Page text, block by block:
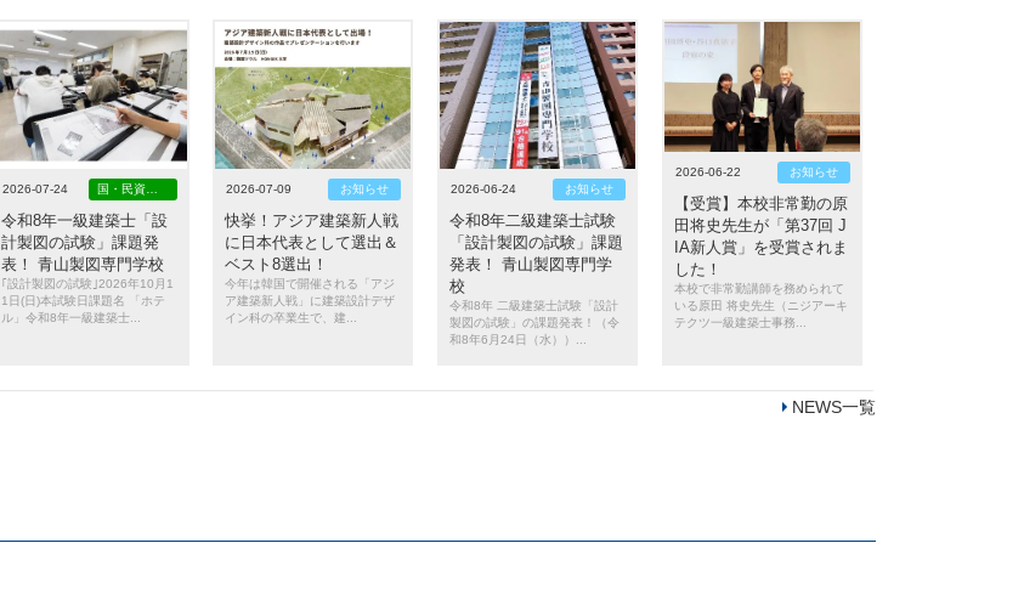
2026-07-24
令和8年一級建築士「設
計製図の試験」課題発
表！ 青山製図専門学校
｢設計製図の試験｣2026年10月1
1日(日)本試験日課題名 「ホテ
ル」令和8年一級建築士...
2026-07-09 お知らせ
快挙！アジア建築新人戦
に日本代表として選出＆
ベスト8選出！
今年は韓国で開催される「アジ
ア建築新人戦」に建築設計デザ
イン科の卒業生で、建...
2026-06-24 お知らせ
令和8年二級建築士試験
「設計製図の試験」課題
発表！ 青山製図専門学
校
令和8年 二級建築士試験「設計
製図の試験」の課題発表！（令
和8年6月24日（水））...
2026-06-22 お知らせ
【受賞】本校非常勤の原
田将史先生が「第37回 J
IA新人賞」を受賞されま
した！
本校で非常勤講師を務められて
いる原田 将史先生（ニジアーキ
テクツ一級建築士事務...
NEWS一覧